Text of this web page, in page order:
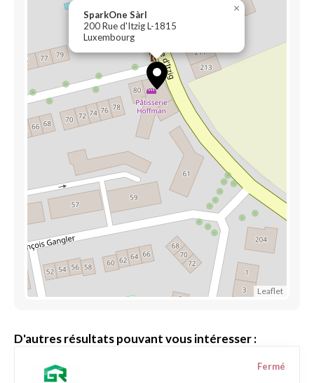
SparkOne Sàrl
200 Rue d'Itzig L-1815
Luxembourg
×
Leaflet
D'autres résultats pouvant vous intéresser :
Fermé